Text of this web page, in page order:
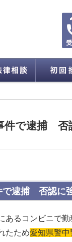
件で逮捕 否
で逮捕 否認に
あるコンビニで
たため愛知県警中